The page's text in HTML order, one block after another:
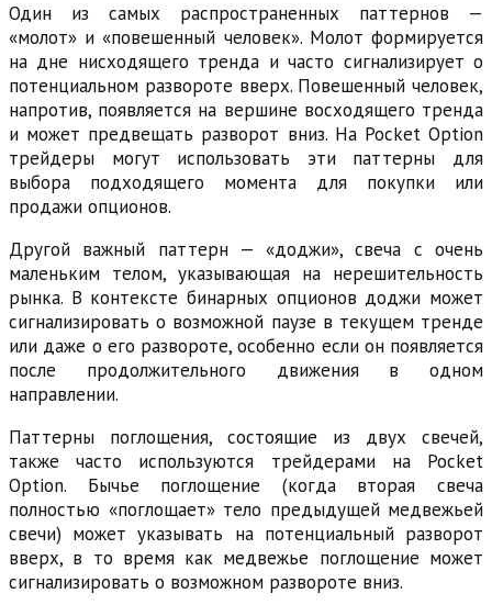
Один из самых распространенных паттернов —
«молот» и «повешенный человек». Молот формируется
на дне нисходящего тренда и часто сигнализирует о
потенциальном развороте вверх. Повешенный человек,
напротив, появляется на вершине восходящего тренда
и может предвещать разворот вниз. На Pocket Option
трейдеры могут использовать эти паттерны для
выбора подходящего момента для покупки или
продажи опционов.
Другой важный паттерн — «доджи», свеча с очень
маленьким телом, указывающая на нерешительность
рынка. В контексте бинарных опционов доджи может
сигнализировать о возможной паузе в текущем тренде
или даже о его развороте, особенно если он появляется
после продолжительного движения в одном
направлении.
Паттерны поглощения, состоящие из двух свечей,
также часто используются трейдерами на Pocket
Option. Бычье поглощение (когда вторая свеча
полностью «поглощает» тело предыдущей медвежьей
свечи) может указывать на потенциальный разворот
вверх, в то время как медвежье поглощение может
сигнализировать о возможном развороте вниз.